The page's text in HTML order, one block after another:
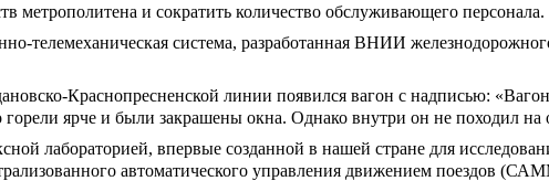
метрополитена и сократить количество обслуживающего персонала.
телемеханическая система, разработанная ВНИИ
Краснопресненской линии появился вагон с надписью:
ярче и были закрашены окна. Однако внутри он не походил
лабораторией, впервые созданной в нашей стране для
автоматического управления движением поездов